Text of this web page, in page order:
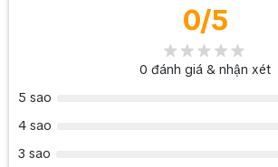
0/5
0 đánh giá & nhận xét
5 sao
4 sao
3 sao